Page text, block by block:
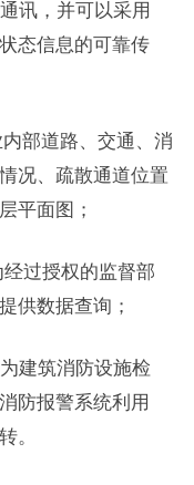
讯，并可以采用
态信息的可靠传
部道路、交通、消
况、疏散通道位置
平面图；
过授权的监督部
供数据查询；
建筑消防设施检
防报警系统利用
。